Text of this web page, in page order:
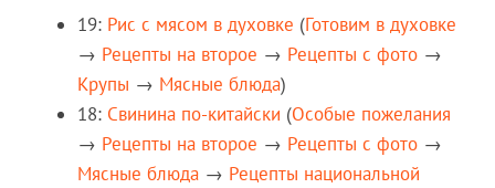
19: Рис с мясом в духовке (Готовим в духовке
→ Рецепты на второе → Рецепты c фото →
Крупы → Мясные блюда)
18: Свинина по-китайски (Особые пожелания
→ Рецепты на второе → Рецепты c фото →
Мясные блюда → Рецепты национальной